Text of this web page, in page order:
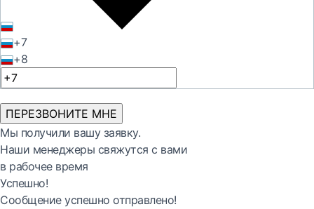
+7
+8
ПЕРЕЗВОНИТЕ МНЕ
Мы получили вашу заявку.
Наши менеджеры свяжутся с вами
в рабочее время
Успешно!
Сообщение успешно отправлено!